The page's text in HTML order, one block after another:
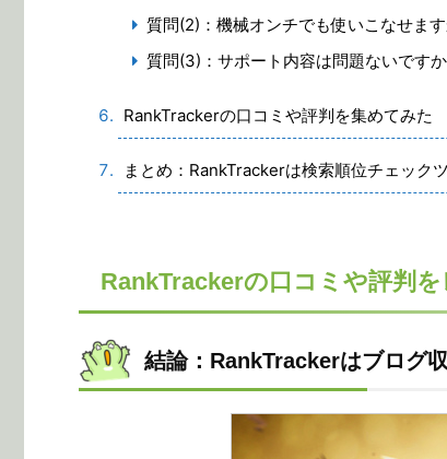
質問(2)：機械オンチでも使いこなせます
質問(3)：サポート内容は問題ないですか
RankTrackerの口コミや評判を集めてみた
まとめ：RankTrackerは検索順位チェック
RankTrackerの口コミや評判
結論：RankTrackerはブログ